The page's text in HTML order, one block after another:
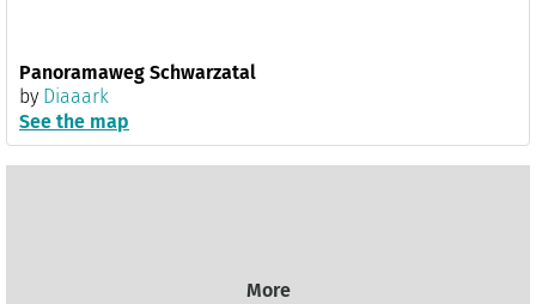
Panoramaweg Schwarzatal
by Diaaark
See the map
More